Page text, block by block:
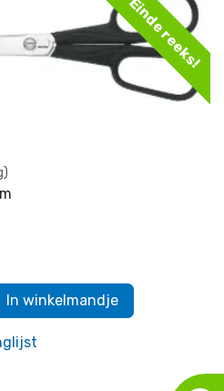
Einde reeks!
In winkelmandje